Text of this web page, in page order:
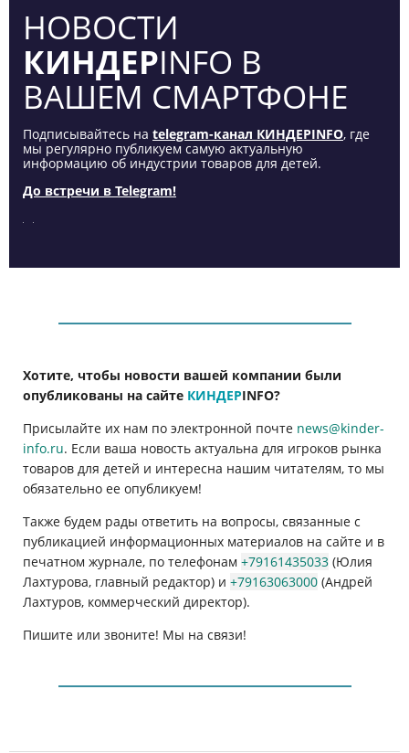
НОВОСТИ
КИНДЕРINFO В
ВАШЕМ СМАРТФОНЕ
Подписывайтесь на telegram-канал КИНДЕРINFO, где
мы регулярно публикуем самую актуальную
информацию об индустрии товаров для детей.
До встречи в Telegram!
Хотите, чтобы новости вашей компании были
опубликованы на сайте КИНДЕРINFO?
Присылайте их нам по электронной почте news@kinder-
info.ru. Если ваша новость актуальна для игроков рынка
товаров для детей и интересна нашим читателям, то мы
обязательно ее опубликуем!
Также будем рады ответить на вопросы, связанные с
публикацией информационных материалов на сайте и в
печатном журнале, по телефонам +79161435033 (Юлия
Лахтурова, главный редактор) и +79163063000 (Андрей
Лахтуров, коммерческий директор).
Пишите или звоните! Мы на связи!